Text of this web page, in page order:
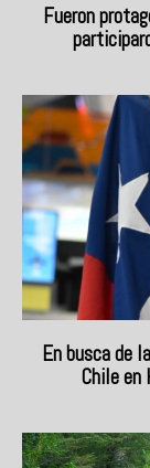
Fueron
En busca de
Chile en